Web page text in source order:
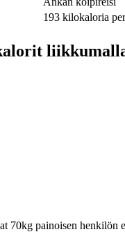
193 kilokaloria
70kg painoisen henkilön